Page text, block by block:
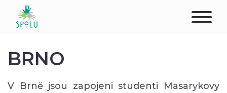
BRNO
V Brně jsou zapojeni studenti Masarykovy